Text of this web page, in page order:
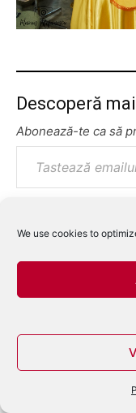
We use cookies to
Descoperă
Abonează-te ca să
Tastează emailul tău...